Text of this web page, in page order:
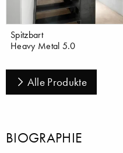
Spitzbart
Heavy Metal 5.0
Alle Produkte
BIOGRAPHIE